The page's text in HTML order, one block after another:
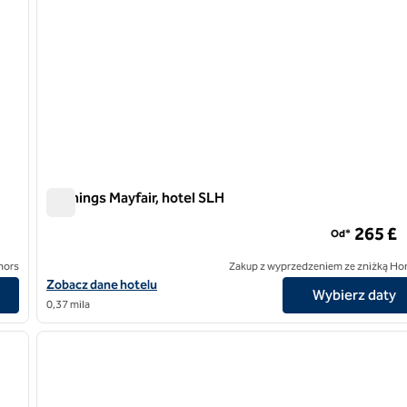
Flemings Mayfair, hotel SLH
Zobacz szczegóły hotelu Flemings Mayfair, SLH Hotel
Zobacz dane hotelu
0,37 mila
Od* 265 £
Zakup z wyprzedzeniem ze zniżką
Wybierz daty
12
następny obraz
1
1 z 12